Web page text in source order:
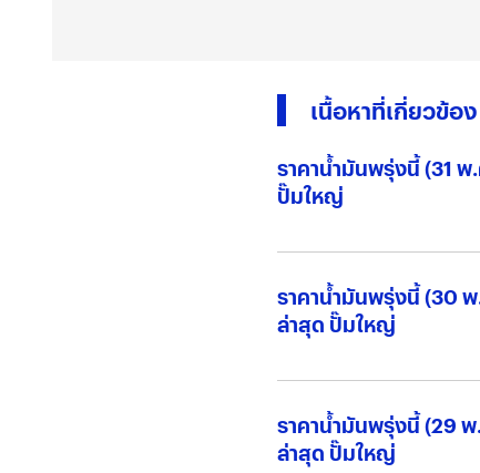
เนื้อหาที่เกี่ยวข้อง
ราคาน้ำมันพรุ่งนี้ (31
ปั๊มใหญ่
ราคาน้ำมันพรุ่งนี้ (30
ล่าสุด ปั๊มใหญ่
ราคาน้ำมันพรุ่งนี้ (29
ล่าสุด ปั๊มใหญ่